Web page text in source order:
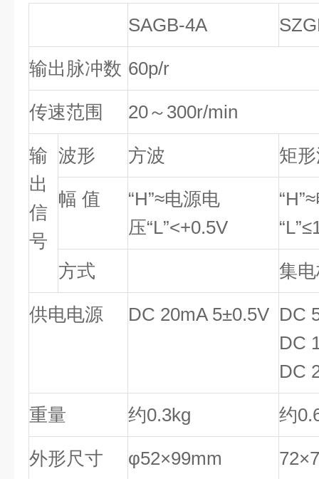
SAGB-4A
输出脉冲数 60p/r
传速范围 20～300r/min
输
出
信
号
波形 方波 矩
幅 值 “H”≈电源电
压“L”<+0.5V
“H”≈
方式 集
供电电源 DC 20mA 5±0.5V DC
DC
DC
重量 约0.3kg 约
外形尺寸 φ52×99mm